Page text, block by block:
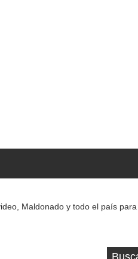
Maldonado y todo el país para